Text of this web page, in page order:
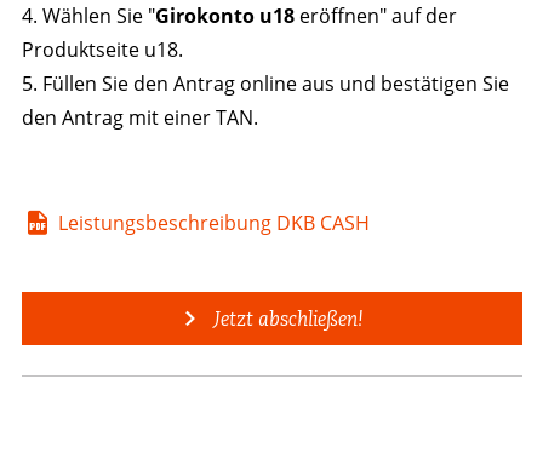
4. Wählen Sie "Girokonto u18eröffnen" auf der
Produktseite u18.
5. Füllen Sie den Antrag online aus und bestätigen Sie
den Antrag mit einer TAN.
Leistungsbeschreibung DKB CASH
Jetzt abschließen!